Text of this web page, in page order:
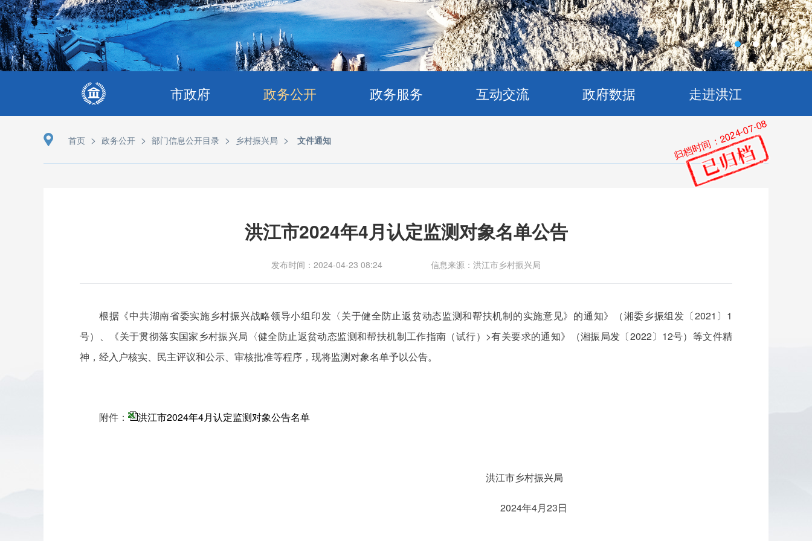
市政府 政务公开 政务服务 互动交流 政府数据 走进洪江
首页 > 政务公开 > 部门信息公开目录 > 乡村振兴局 > 文件通知
洪江市2024年4月认定监测对象名单公告
发布时间：2024-04-23 08:24 信息来源：洪江市乡村振兴局
根据《中共湖南省委实施乡村振兴战略领导小组印发〈关于健全防止返贫动态监测和帮扶机制的实施意见》的通知》（湘委乡振组发〔2021〕1
号）、《关于贯彻落实国家乡村振兴局〈健全防止返贫动态监测和帮扶机制工作指南（试行）>有关要求的通知》（湘振局发〔2022〕12号）等文件精
神，经入户核实、民主评议和公示、审核批准等程序，现将监测对象名单予以公告。
附件： 洪江市2024年4月认定监测对象公告名单
洪江市乡村振兴局
2024年4月23日
归档时间：2024-07-08